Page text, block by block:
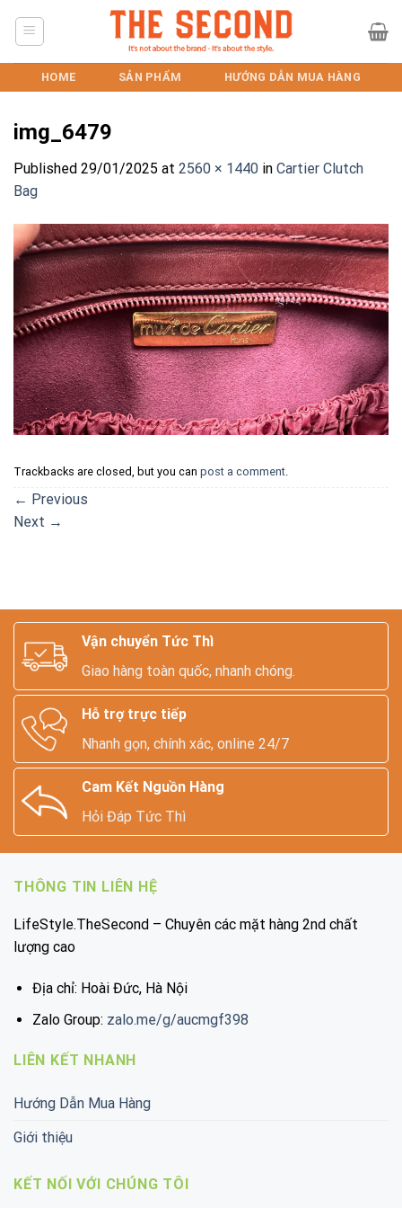
HOME SẢN PHẨM HƯỚNG DẪN MUA HÀNG
img_6479
Published 29/01/2025 at 2560 × 1440 in Cartier Clutch
Bag
Trackbacks are closed, but you can post a comment
← Previous
Next →
Vận chuyển Tức Thì
Giao hàng toàn quốc, nhanh chóng.
Hỗ trợ trực tiếp
Nhanh gọn, chính xác, online 24/7
Cam Kết Nguồn Hàng
Hỏi Đáp Tức Thì
THÔNG TIN LIÊN HỆ
LifeStyle.TheSecond – Chuyên các mặt hàng 2nd chất
lượng cao
Địa chỉ: Hoài Đức, Hà Nội
Zalo Group: zalo.me/g/aucmgf398
LIÊN KẾT NHANH
Hướng Dẫn Mua Hàng
Giới thiệu
KẾT NỐI VỚI CHÚNG TÔI